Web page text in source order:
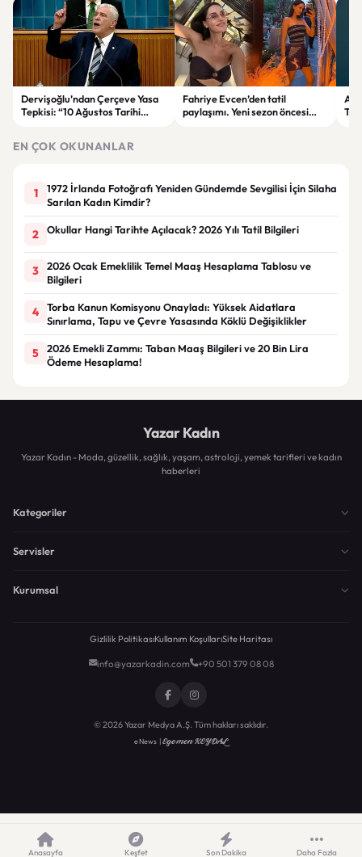
Dervişoğlu’ndan Çerçeve Yasa
Tepkisi: “10 Ağustos Tarihi
Fahriye Evcen’den tatil
paylaşımı. Yeni sezon öncesi
EN ÇOK OKUNANLAR
1
1972 İrlanda Fotoğrafı Yeniden Gündemde Sevgilisi İçin Silaha
Sarılan Kadın Kimdir?
2 Okullar Hangi Tarihte Açılacak? 2026 Yılı Tatil Bilgileri
3
2026 Ocak Emeklilik Temel Maaş Hesaplama Tablosu ve
Bilgileri
4
Torba Kanun Komisyonu Onayladı: Yüksek Aidatlara
Sınırlama, Tapu ve Çevre Yasasında Köklü Değişiklikler
5
2026 Emekli Zammı: Taban Maaş Bilgileri ve 20 Bin Lira
Ödeme Hesaplama!
Yazar Kadın
Yazar Kadın - Moda, güzellik, sağlık, yaşam, astroloji, yemek tarifleri ve kadın
haberleri
Kategoriler
Servisler
Kurumsal
Gizlilik PolitikasıKullanım KoşullarıSite Haritası
info@yazarkadin.com +90 501 379 08 08
© 2026 Yazar Medya A.Ş. Tüm hakları saklıdır.
eNews |Egemen KEYDAL
Anasayfa Keşfet Son Dakika Daha Fazla